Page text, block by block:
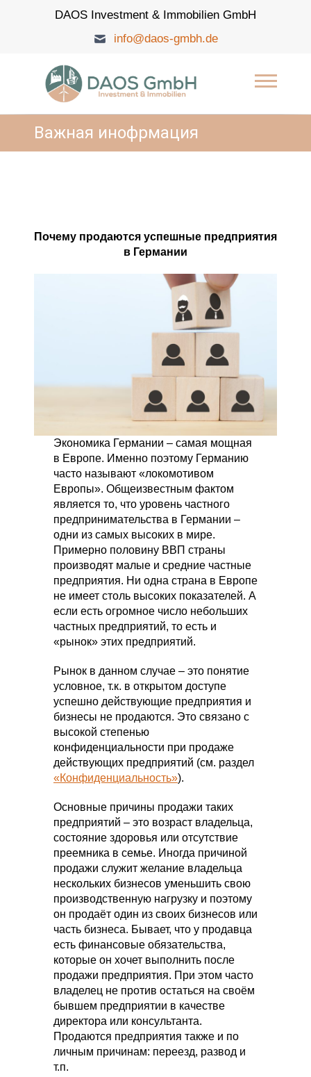
DAOS Investment & Immobilien GmbH
info@daos-gmbh.de
DAOS Investment &
Immobilien GmbH
Важная инофрмация
Почему продаются успешные предприятия
в Германии
Экономика Германии – самая мощная
в Европе. Именно поэтому Германию
часто называют «локомотивом
Европы». Общеизвестным фактом
является то, что уровень частного
предпринимательства в Германии –
одни из самых высоких в мире.
Примерно половину ВВП страны
производят малые и средние частные
предприятия. Ни одна страна в Европе
не имеет столь высоких показателей. А
если есть огромное число небольших
частных предприятий, то есть и
«рынок» этих предприятий.
Рынок в данном случае – это понятие
условное, т.к. в открытом доступе
успешно действующие предприятия и
бизнесы не продаются. Это связано с
высокой степенью
конфиденциальности при продаже
действующих предприятий (см. раздел
«Конфиденциальность»).
Основные причины продажи таких
предприятий – это возраст владельца,
состояние здоровья или отсутствие
преемника в семье. Иногда причиной
продажи служит желание владельца
нескольких бизнесов уменьшить свою
производственную нагрузку и поэтому
он продаёт один из своих бизнесов или
часть бизнеса. Бывает, что у продавца
есть финансовые обязательства,
которые он хочет выполнить после
продажи предприятия. При этом часто
владелец не против остаться на своём
бывшем предприятии в качестве
директора или консультанта.
Продаются предприятия также и по
личным причинам: переезд, развод и
т.п.